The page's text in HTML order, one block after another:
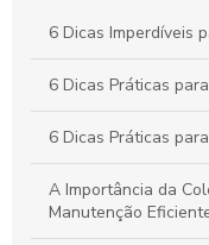
Guia Completo:
Reciclagem de
Sustentável
6 Dicas Imperdíveis
6 Dicas Práticas
6 Dicas Práticas
A Importância da
Manutenção